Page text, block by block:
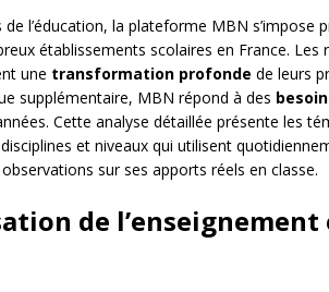
l’éducation, la plateforme MBN s’impose
établissements scolaires en France. Les
une transformation profonde de leurs
supplémentaire, MBN répond à des
Cette analyse détaillée présente les
et niveaux qui utilisent
sur ses apports réels en classe.
de l’enseignement